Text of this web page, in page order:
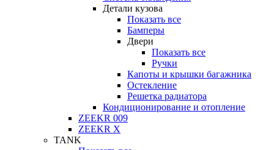
Детали кузова
Показать все
Бамперы
Двери
Показать все
Ручки
Капоты и крышки багажника
Остекление
Решетка радиатора
Кондиционирование и отопление
ZEEKR 009
ZEEKR X
TANK